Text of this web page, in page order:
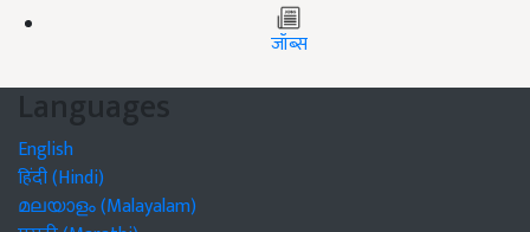
जॉब्स
Languages
English
हिंदी (Hindi)
മലയാളം (Malayalam)